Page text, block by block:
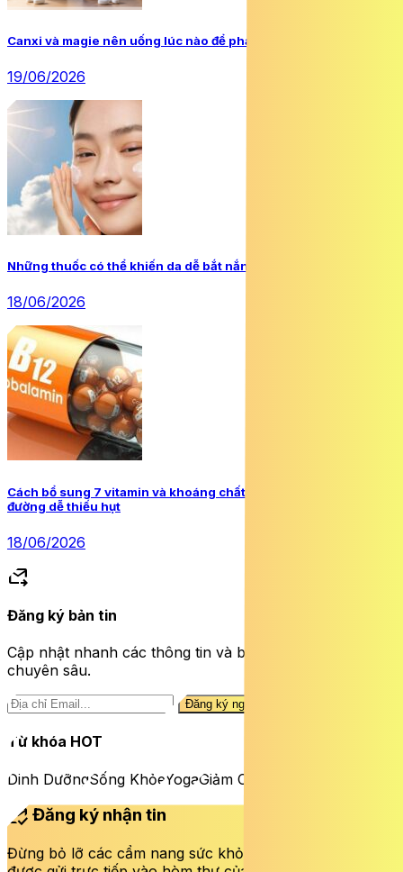
Canxi và magie nên uống lúc nào để phát huy tối đa hiệu quả?
19/06/2026
Những thuốc có thể khiến da dễ bắt nắng hơn
18/06/2026
Cách bổ sung 7 vitamin và khoáng chất người mắc đái tháo
đường dễ thiếu hụt
18/06/2026
forward_to_inbox
Đăng ký bản tin
Cập nhật nhanh các thông tin và bài viết sức khỏe
chuyên sâu.
Đăng ký ngay
Từ khóa HOT
Dinh DưỡngSống KhỏeYogaGiảm Cân
mark_email_read Đăng ký nhận tin
Đừng bỏ lỡ các cẩm nang sức khỏe và bài viết mới nhất